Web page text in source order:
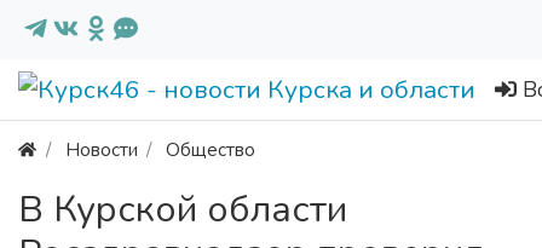
Новости Общество
В Курской области